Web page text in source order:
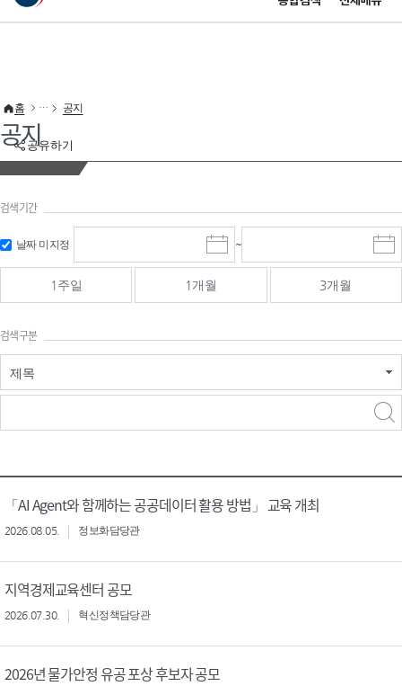
이 누리집은 대한민국 공식 전자정부 누리집입니다.
공유하기
홈 공지
공지
검색기간
날짜 미지정
시
작
일
선
~
종
료
선
1주일 1개월 3개월
검색구분
제목
「AI Agent와 함께하는 공공데이터 활용 방법」 교육 개최
2026.08.05. 정보화담당관
지역경제교육센터 공모
2026.07.30. 혁신정책담당관
2026년 물가안정 유공 포상 후보자 공모